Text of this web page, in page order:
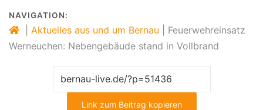
NAVIGATION:
Aktuelles aus und um Bernau
Feuerwehreinsatz
Werneuchen: Nebengebäude stand in Vollbrand
Link zum Beitrag kopieren